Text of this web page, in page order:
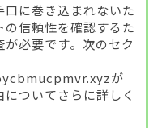
口に巻き込まれないた
の信頼性を確認するた
必要です。次のセク
が
ついてさらに詳しく